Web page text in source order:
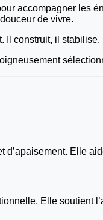
accompagner les
de vivre.
Il construit, il
d’apaisement. Elle
Elle soutient